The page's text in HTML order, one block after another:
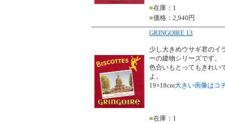
■在庫：1
■価格：2,940円
GRINGOIRE 13
少し大きめウサギ君のイ
ーの建物シリーズです。
色合いもとってもきれい
よ。
19×18cm大きい画像はコ
■在庫：1